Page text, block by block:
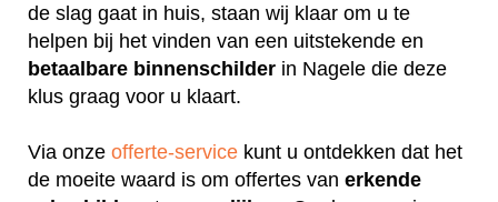
de slag gaat in huis, staan wij klaar om u te
helpen bij het vinden van een uitstekende en
betaalbare binnenschilder in Nagele die deze
klus graag voor u klaart.
Via onze offerte-service kunt u ontdekken dat het
de moeite waard is om offertes van erkende